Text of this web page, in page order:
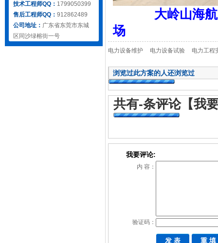
技术工程师QQ： 1799050399
售后工程师QQ： 912862489
公司地址： 广东省东莞市东城
区同沙绿榕街一号
大岭山海航
场
电力设备维护 电力设备试验 电力工程
浏览过此方案的人还浏览过
共有-条评论【我
我要评论:
内 容：
验证码：